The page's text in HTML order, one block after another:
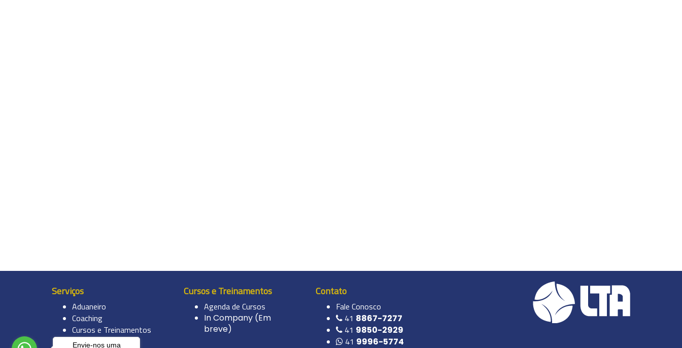
Serviços
Aduaneiro
Coaching
Cursos e Treinamentos
Tributário
Cursos e Treinamentos
Agenda de Cursos
In Company (Em
breve)
Contato
Fale Conosco
41 8867-7277
41 9850-2929
41 9996-5774
Envie-nos uma